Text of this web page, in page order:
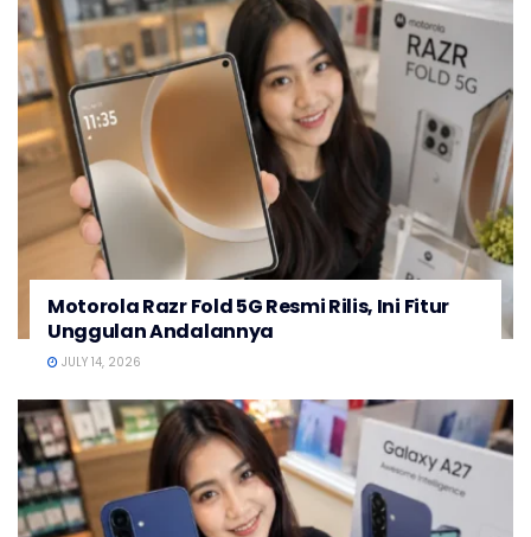
Motorola Razr Fold 5G Resmi Rilis, Ini Fitur
Unggulan Andalannya
JULY 14, 2026